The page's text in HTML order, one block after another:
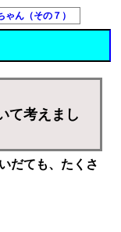
ゃん（その７）
て考えまし
だても、たくさ